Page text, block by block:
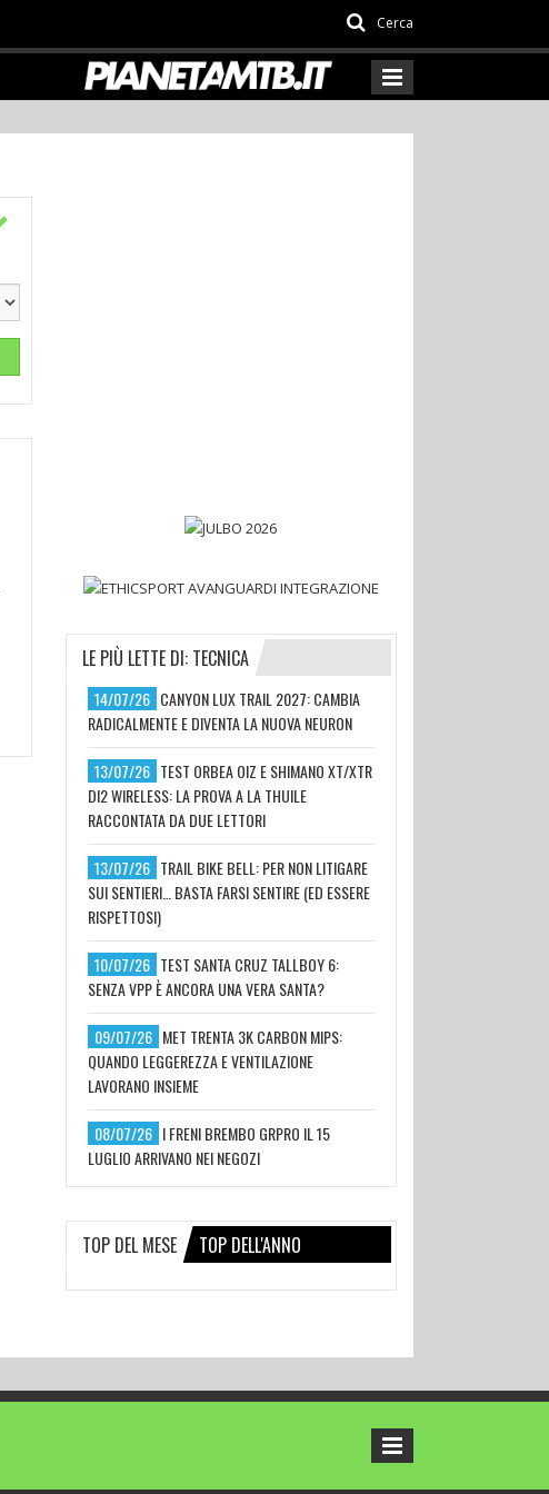
Cerca
LE PIÙ LETTE DI: TECNICA
14/07/26 CANYON LUX TRAIL 2027: CAMBIA
RADICALMENTE E DIVENTA LA NUOVA NEURON
13/07/26 TEST ORBEA OIZ E SHIMANO XT/XTR
DI2 WIRELESS: LA PROVA A LA THUILE
RACCONTATA DA DUE LETTORI
13/07/26 TRAIL BIKE BELL: PER NON LITIGARE
SUI SENTIERI… BASTA FARSI SENTIRE (ED ESSERE
RISPETTOSI)
10/07/26 TEST SANTA CRUZ TALLBOY 6:
SENZA VPP È ANCORA UNA VERA SANTA?
09/07/26 MET TRENTA 3K CARBON MIPS:
QUANDO LEGGEREZZA E VENTILAZIONE
LAVORANO INSIEME
08/07/26 I FRENI BREMBO GRPRO IL 15
LUGLIO ARRIVANO NEI NEGOZI
TOP DEL MESE TOP DELL'ANNO